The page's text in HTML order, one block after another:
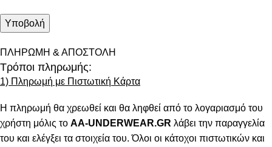
ΠΛΗΡΩΜΗ & ΑΠΟΣΤΟΛΗ
Τρόποι πληρωμής:
1) Πληρωμή με Πιστωτική Κάρτα
Η πληρωμή θα χρεωθεί και θα ληφθεί από το λογαριασμό του
χρήστη μόλις το AA-UNDERWEAR.GR λάβει την παραγγελία
του και ελέγξει τα στοιχεία του. Όλοι οι κάτοχοι πιστωτικών και